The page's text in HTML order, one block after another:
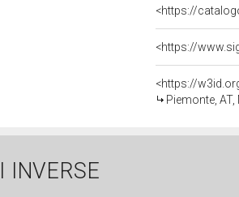
<https://
<https://
Piemonte,
INVERSE